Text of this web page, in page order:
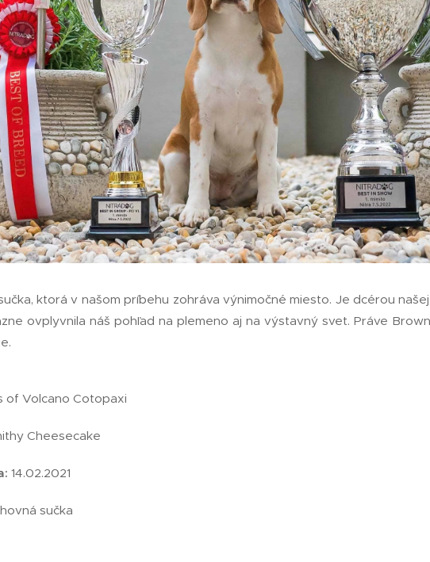
ktorá v našom príbehu zohráva výnimočné miesto. Je dcérou
ovplyvnila náš pohľad na plemeno aj na výstavný svet. Práve
of Volcano Cotopaxi
Cheesecake
14.02.2021
sučka